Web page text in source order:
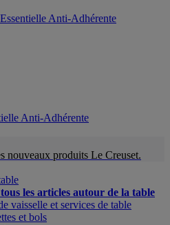
Anti-Adhérente
Anti-Adhérente
nouveaux produits Le Creuset.
les articles autour de la table
vaisselle et services de table
et bols